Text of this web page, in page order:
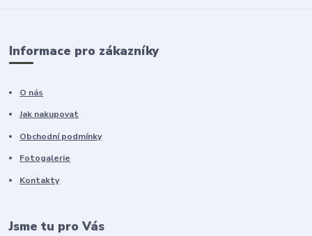
Informace pro zákazníky
O nás
Jak nakupovat
Obchodní podmínky
Fotogalerie
Kontakty
Jsme tu pro Vás